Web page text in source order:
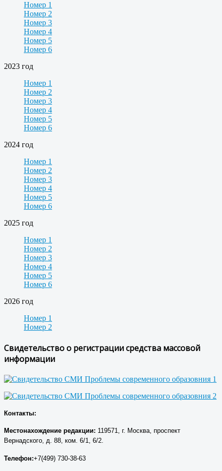
Номер 1
Номер 2
Номер 3
Номер 4
Номер 5
Номер 6
2023 год
Номер 1
Номер 2
Номер 3
Номер 4
Номер 5
Номер 6
2024 год
Номер 1
Номер 2
Номер 3
Номер 4
Номер 5
Номер 6
2025 год
Номер 1
Номер 2
Номер 3
Номер 4
Номер 5
Номер 6
2026 год
Номер 1
Номер 2
Свидетельство о регистрации средства массовой
информации
Контакты:
Местонахождение редакции: 119571, г. Москва, проспект
Вернадского, д. 88, ком. 6/1, 6/2.
Телефон:+7(499) 730-38-63